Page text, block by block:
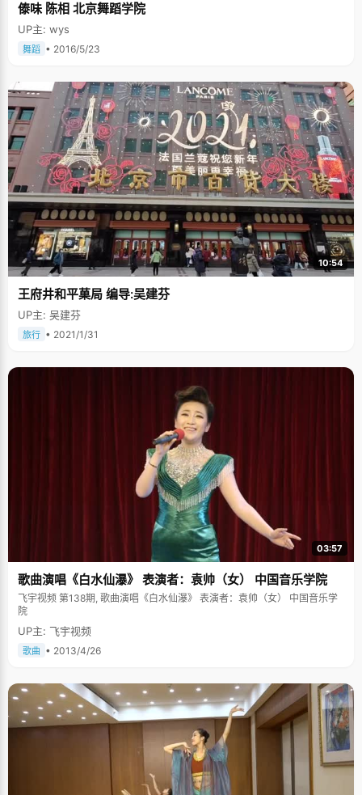
傣味 陈相 北京舞蹈学院
UP主: wys
舞蹈 • 2016/5/23
10:54
王府井和平菓局 编导:吴建芬
UP主: 吴建芬
旅行 • 2021/1/31
03:57
歌曲演唱《白水仙瀑》 表演者：袁帅（女） 中国音乐学院
飞宇视频 第138期, 歌曲演唱《白水仙瀑》 表演者：袁帅（女） 中国音乐学
院
UP主: 飞宇视频
歌曲 • 2013/4/26